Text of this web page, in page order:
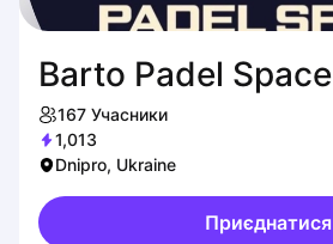
Barto Padel Space
167 Учасники
1,013
Dnipro, Ukraine
Приєднатися